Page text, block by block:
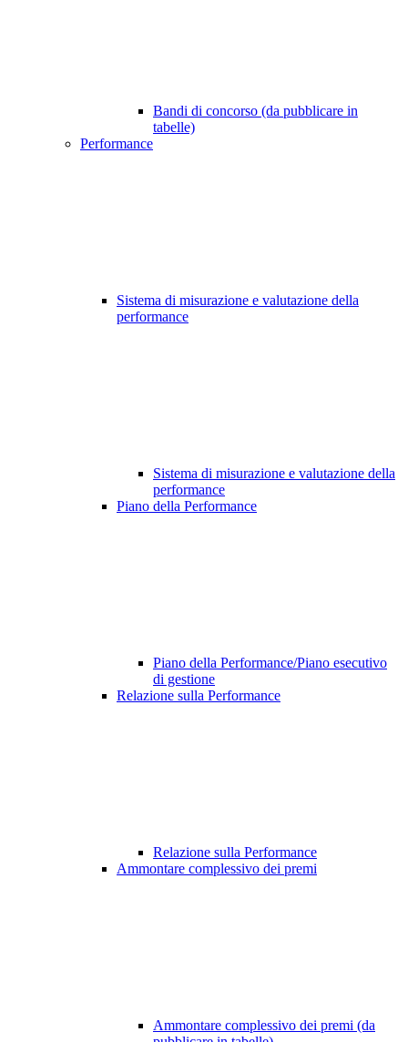
Bandi di concorso (da pubblicare in
tabelle)
Performance
Sistema di misurazione e valutazione della
performance
Sistema di misurazione e valutazione della
performance
Piano della Performance
Piano della Performance/Piano esecutivo
di gestione
Relazione sulla Performance
Relazione sulla Performance
Ammontare complessivo dei premi
Ammontare complessivo dei premi (da